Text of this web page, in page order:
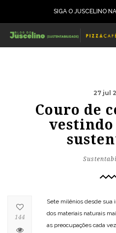
SIGA O JUSCELINO
27 jul
Couro de
vestindo
Sete milênios desde sua
dos materiais naturais
as preocupações cada
144